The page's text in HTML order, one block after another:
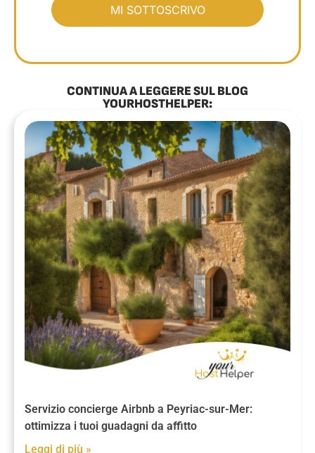
CONTINUA A LEGGERE SUL BLOG
YOURHOSTHELPER:
Servizio concierge Airbnb a Peyriac-sur-Mer:
ottimizza i tuoi guadagni da affitto
Leggi di più »